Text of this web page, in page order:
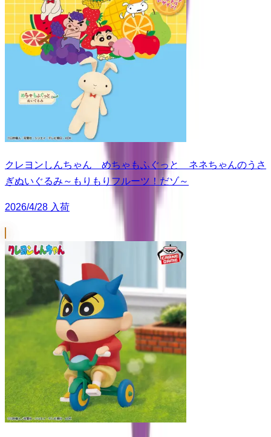
クレヨンしんちゃん めちゃもふぐっと ネネちゃんのうさ
ぎぬいぐるみ～もりもりフルーツ！だゾ～
2026/4/28 入荷